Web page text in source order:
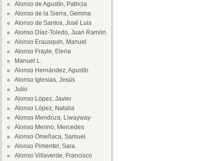
Alonso de Agustín, Patricia
Alonso de la Sierra, Gemma
Alonso de Santos, José Luis
Alonso Díaz-Toledo, Juan Ramón
Alonso Erausquin, Manuel
Alonso Frayle, Elena
Manuel L.
Alonso Hernández, Agustín
Alonso Iglesias, Jesús
Julio
Alonso López, Javier
Alonso López, Natalia
Alonso Mendoza, Liwayway
Alonso Merino, Mercedes
Alonso Omeñaca, Samuel
Alonso Pimentel, Sara
Alonso Villaverde, Francisco